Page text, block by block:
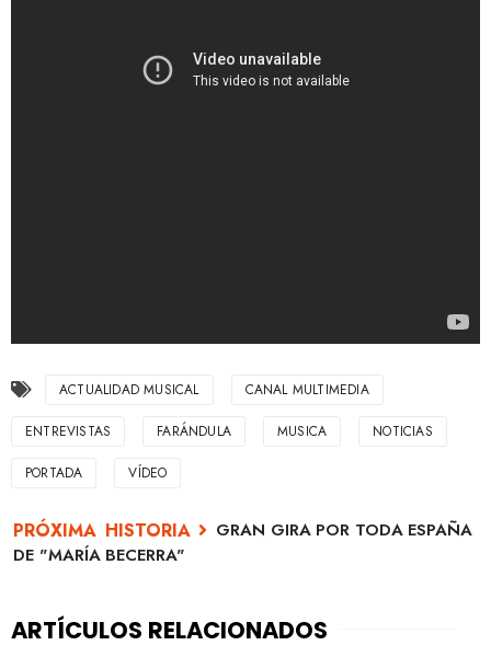
ACTUALIDAD MUSICAL CANAL MULTIMEDIA
ENTREVISTAS FARÁNDULA MUSICA NOTICIAS
PORTADA VÍDEO
GRAN GIRA POR TODA ESPAÑA
DE "MARÍA BECERRA"